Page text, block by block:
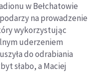
w Bełchatowie
na prowadzenie
wykorzystując
uderzeniem
do odrabiania
słabo, a Maciej